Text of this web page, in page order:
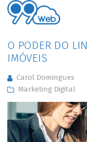
O PODER DO
IMÓVEIS
Carol Domingues
Marketing Digital